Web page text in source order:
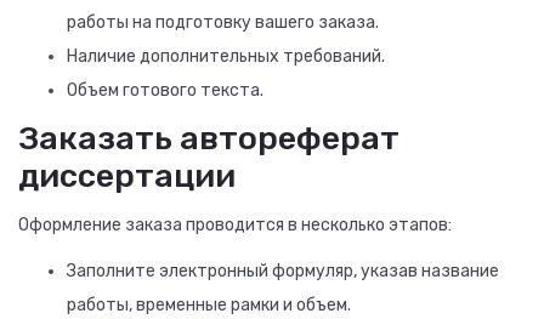
работы на подготовку вашего заказа.
Наличие дополнительных требований.
Объем готового текста.
Заказать автореферат
диссертации
Оформление заказа проводится в несколько этапов:
Заполните электронный формуляр, указав название
работы, временные рамки и объем.